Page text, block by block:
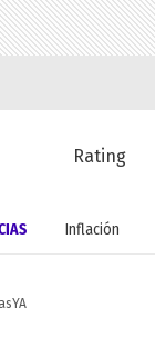
Rating
Inflación